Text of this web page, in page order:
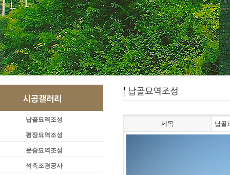
납골묘역조성
평장묘역조성
문중묘역조성
석축조경공사
제목 납골